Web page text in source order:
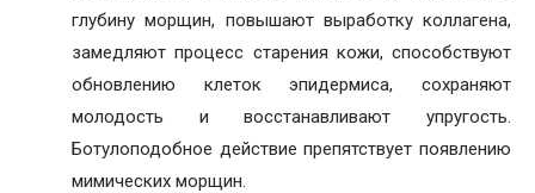
глубину морщин, повышают выработку коллагена,
замедляют процесс старения кожи, способствуют
обновлению клеток эпидермиса, сохраняют
молодость и восстанавливают упругость.
Ботулоподобное действие препятствует появлению
мимических морщин.